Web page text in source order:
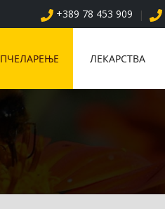
+389 78 453 909 |
ПЧЕЛАРЕЊЕ ЛЕКАРСТВА